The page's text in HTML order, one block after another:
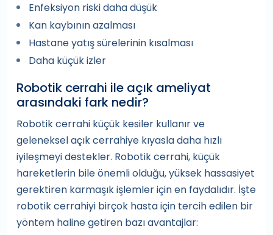
Enfeksiyon riski daha düşük
Kan kaybının azalması
Hastane yatış sürelerinin kısalması
Daha küçük izler
Robotik cerrahi ile açık ameliyat
arasındaki fark nedir?
Robotik cerrahi küçük kesiler kullanır ve
geleneksel açık cerrahiye kıyasla daha hızlı
iyileşmeyi destekler. Robotik cerrahi, küçük
hareketlerin bile önemli olduğu, yüksek hassasiyet
gerektiren karmaşık işlemler için en faydalıdır. İşte
robotik cerrahiyi birçok hasta için tercih edilen bir
yöntem haline getiren bazı avantajlar: